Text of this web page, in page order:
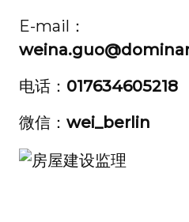
E-mail：
电话： 017634605218
微信： wei_berlin